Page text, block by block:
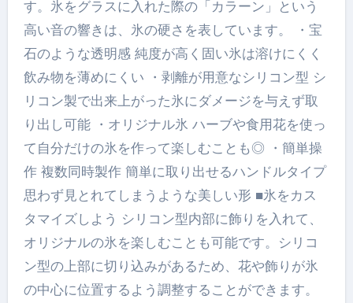
す。氷をグラスに入れた際の「カラーン」という
高い音の響きは、氷の硬さを表しています。 ・宝
石のような透明感 純度が高く固い氷は溶けにくく
飲み物を薄めにくい ・剥離が用意なシリコン型 シ
リコン製で出来上がった氷にダメージを与えず取
り出し可能 ・オリジナル氷 ハーブや食用花を使っ
て自分だけの氷を作って楽しむことも◎ ・簡単操
作 複数同時製作 簡単に取り出せるハンドルタイプ
思わず見とれてしまうような美しい形 ■氷をカス
タマイズしよう シリコン型内部に飾りを入れて、
オリジナルの氷を楽しむことも可能です。シリコ
ン型の上部に切り込みがあるため、花や飾りが氷
の中心に位置するよう調整することができます。